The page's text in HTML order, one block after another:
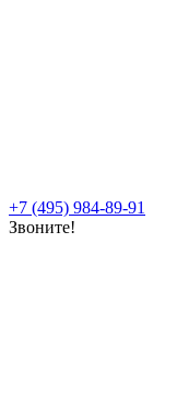
+7 (495) 984-89-91
Звоните!